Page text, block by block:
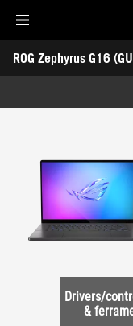
Accessibility links
Skip to content
Accessibility Help
Skip to Menu
Rodapé ASUS
ROG Zephyrus G16
-
Características
Especificações
Prémios
Galeria
Drivers/
&